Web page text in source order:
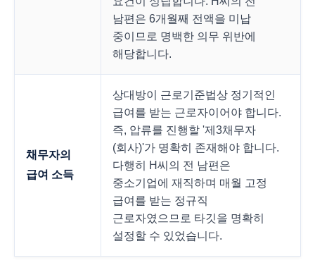
남편은 6개월째 전액을 미납
중이므로 명백한 의무 위반에
해당합니다.
채무자의
급여 소득
상대방이 근로기준법상 정기적인
급여를 받는 근로자이어야 합니다.
즉, 압류를 진행할 '제3채무자
(회사)'가 명확히 존재해야 합니다.
다행히 H씨의 전 남편은
중소기업에 재직하며 매월 고정
급여를 받는 정규직
근로자였으므로 타깃을 명확히
설정할 수 있었습니다.